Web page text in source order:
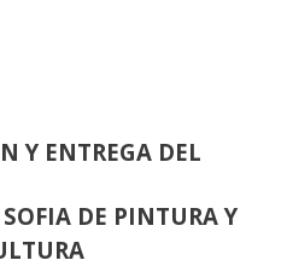
Y ENTREGA DEL
DE PINTURA Y